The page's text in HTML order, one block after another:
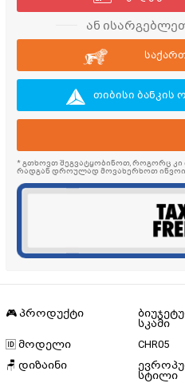
ან
თიბისი ბანკის
* გთხოვთ შეგვატყობინოთ, როგორც კი
რადგან დროულად მოვახერხოთ
🎮 პროდუქტი
სკამი
🆔 მოდელი
CHR05
🪑 დიზაინი
სტილი